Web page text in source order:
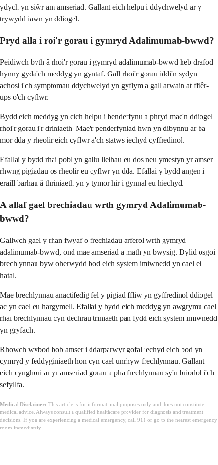
ydych yn siŵr am amseriad. Gallant eich helpu i ddychwelyd ar y
trywydd iawn yn ddiogel.
Pryd alla i roi'r gorau i gymryd Adalimumab-bwwd?
Peidiwch byth â rhoi'r gorau i gymryd adalimumab-bwwd heb drafod
hynny gyda'ch meddyg yn gyntaf. Gall rhoi'r gorau iddi'n sydyn
achosi i'ch symptomau ddychwelyd yn gyflym a gall arwain at fflêr-
ups o'ch cyflwr.
Bydd eich meddyg yn eich helpu i benderfynu a phryd mae'n ddiogel
rhoi'r gorau i'r driniaeth. Mae'r penderfyniad hwn yn dibynnu ar ba
mor dda y rheolir eich cyflwr a'ch statws iechyd cyffredinol.
Efallai y bydd rhai pobl yn gallu lleihau eu dos neu ymestyn yr amser
rhwng pigiadau os rheolir eu cyflwr yn dda. Efallai y bydd angen i
eraill barhau â thriniaeth yn y tymor hir i gynnal eu hiechyd.
A allaf gael brechiadau wrth gymryd Adalimumab-
bwwd?
Gallwch gael y rhan fwyaf o frechiadau arferol wrth gymryd
adalimumab-bwwd, ond mae amseriad a math yn bwysig. Dylid osgoi
brechlynnau byw oherwydd bod eich system imiwnedd yn cael ei
hatal.
Mae brechlynnau anactifedig fel y pigiad ffliw yn gyffredinol ddiogel
ac yn cael eu hargymell. Efallai y bydd eich meddyg yn awgrymu cael
rhai brechlynnau cyn dechrau triniaeth pan fydd eich system imiwnedd
yn gryfach.
Rhowch wybod bob amser i ddarparwyr gofal iechyd eich bod yn
cymryd y feddyginiaeth hon cyn cael unrhyw frechlynnau. Gallant
eich cynghori ar yr amseriad gorau a pha frechlynnau sy'n briodol i'ch
sefyllfa.
Medical Disclaimer: This article is for informational purposes only and does not constitute
medical advice. Always consult a qualified healthcare provider for diagnosis and treatment
decisions. If you are experiencing a medical emergency, call 911 or go to the nearest emergency
room immediately.